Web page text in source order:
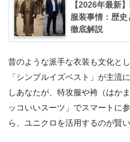
【2026年最新
服装事情：歴
徹底解説
昔のような派手な衣装も文化と
「シンプルイズベスト」が主流
しあなたが、特攻服や袴（はか
ッコいいスーツ」でスマートに
ら、ユニクロを活用するのが賢